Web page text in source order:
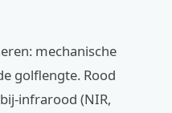
mechanische
golflengte. Rood
infrarood (NIR,